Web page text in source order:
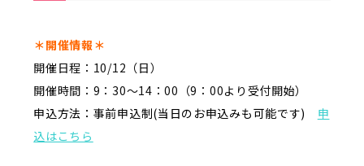
＊開催情報＊
開催日程：10/12（日）
開催時間：9：30～14：00（9：00より受付開始）
申込方法：事前申込制(当日のお申込みも可能です)
申
込はこちら